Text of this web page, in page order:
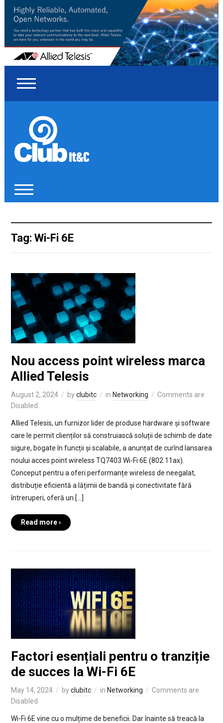
Tag: Wi-Fi 6E
Nou access point wireless marca
Allied Telesis
August 2, 2024 byclubitc in Networking
Comments are
Disabled
Allied Telesis, un furnizor lider de produse hardware și software
care le permit clienților să construiască soluții de schimb de date
sigure, bogate în funcții și scalabile, a anunțat de curînd lansarea
noului acces point wireless TQ7403 Wi-Fi 6E (802.11ax).
Conceput pentru a oferi performanțe wireless de neegalat,
distribuție eficientă a lățimii de bandă și conectivitate fără
întreruperi, oferă un […]
Read more ›
Factori esențiali pentru o tranziție
de succes la Wi-Fi 6E
May 14, 2024 byclubitc in Networking
Comments are
Disabled
Wi-Fi 6E vine cu o mulțime de beneficii. Dar înainte să treacă la